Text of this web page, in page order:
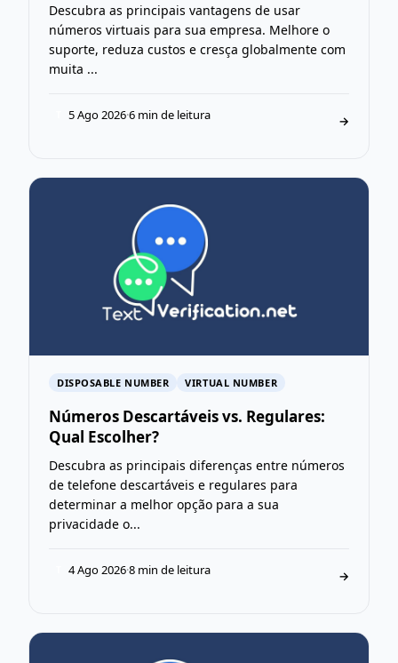
Descubra as principais vantagens de usar
números virtuais para sua empresa. Melhore o
suporte, reduza custos e cresça globalmente com
muita ...
5 Ago 2026·6 min de leitura →
DISPOSABLE NUMBER VIRTUAL NUMBER
Números Descartáveis vs. Regulares:
Qual Escolher?
Descubra as principais diferenças entre números
de telefone descartáveis e regulares para
determinar a melhor opção para a sua
privacidade o...
4 Ago 2026·8 min de leitura →